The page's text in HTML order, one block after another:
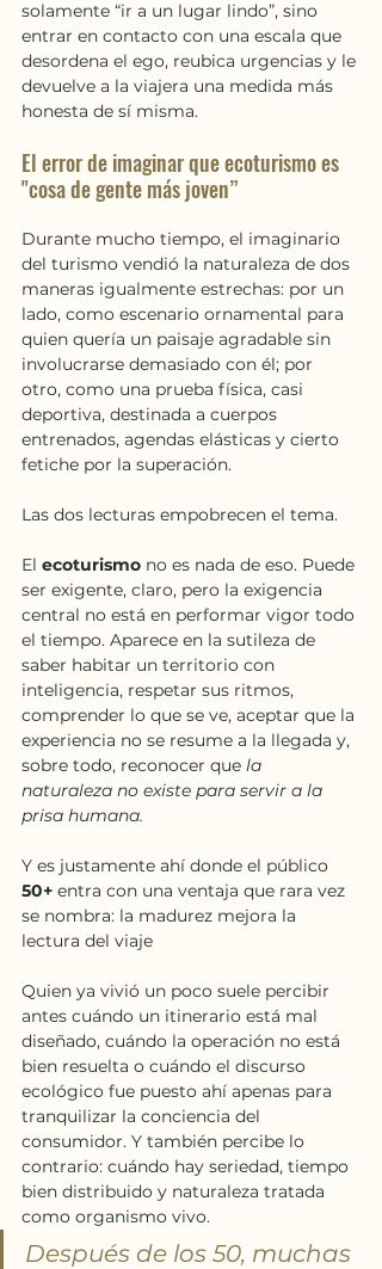
solamente “ir a un lugar lindo”, sino
entrar en contacto con una escala que
desordena el ego, reubica urgencias y le
devuelve a la viajera una medida más
honesta de sí misma.
El error de imaginar que ecoturismo es
"cosa de gente más joven”
Durante mucho tiempo, el imaginario
del turismo vendió la naturaleza de dos
maneras igualmente estrechas: por un
lado, como escenario ornamental para
quien quería un paisaje agradable sin
involucrarse demasiado con él; por
otro, como una prueba física, casi
deportiva, destinada a cuerpos
entrenados, agendas elásticas y cierto
fetiche por la superación.
Las dos lecturas empobrecen el tema.
El ecoturismo no es nada de eso. Puede
ser exigente, claro, pero la exigencia
central no está en performar vigor todo
el tiempo. Aparece en la sutileza de
saber habitar un territorio con
inteligencia, respetar sus ritmos,
comprender lo que se ve, aceptar que la
experiencia no se resume a la llegada y,
sobre todo, reconocer que la
naturaleza no existe para servir a la
prisa humana.
Y es justamente ahí donde el público
50+ entra con una ventaja que rara vez
se nombra: la madurez mejora la
lectura del viaje
Quien ya vivió un poco suele percibir
antes cuándo un itinerario está mal
diseñado, cuándo la operación no está
bien resuelta o cuándo el discurso
ecológico fue puesto ahí apenas para
tranquilizar la conciencia del
consumidor. Y también percibe lo
contrario: cuándo hay seriedad, tiempo
bien distribuido y naturaleza tratada
como organismo vivo.
Después de los 50, muchas